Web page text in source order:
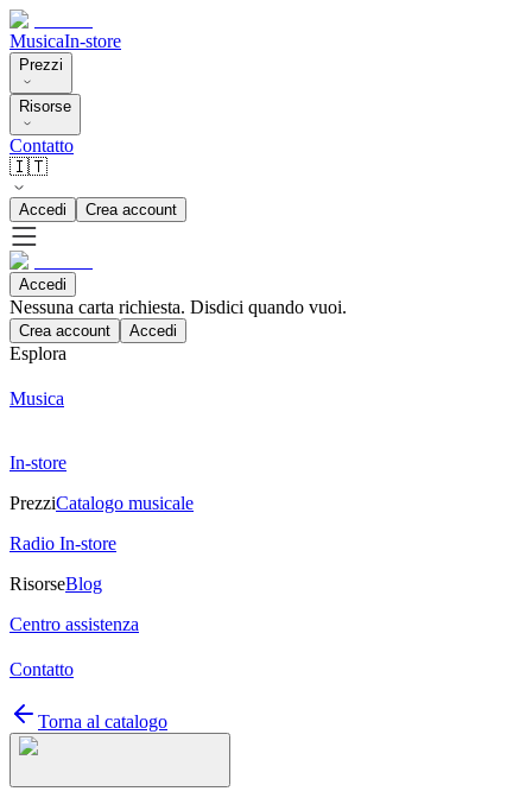
MusicaIn-store
Prezzi
Risorse
Contatto
🇮🇹
Accedi Crea account
Accedi
Nessuna carta richiesta. Disdici quando vuoi.
Crea account Accedi
Esplora
Musica
In-store
PrezziCatalogo musicale
Radio In-store
RisorseBlog
Centro assistenza
Contatto
Torna al catalogo